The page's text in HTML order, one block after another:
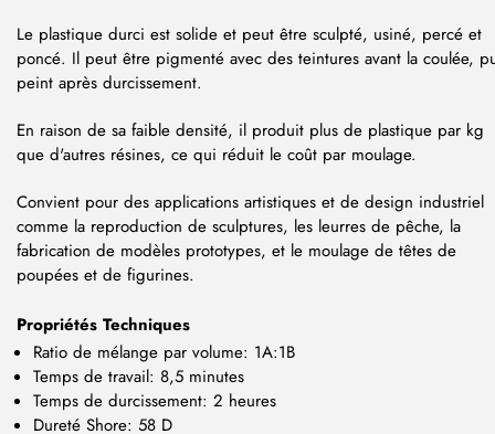
Le plastique durci est solide et peut être sculpté, usiné, percé et
poncé. Il peut être pigmenté avec des teintures avant la coulée,
peint après durcissement.
En raison de sa faible densité, il produit plus de plastique par kg
que d'autres résines, ce qui réduit le coût par moulage.
Convient pour des applications artistiques et de design industriel
comme la reproduction de sculptures, les leurres de pêche, la
fabrication de modèles prototypes, et le moulage de têtes de
poupées et de figurines.
Propriétés Techniques
Ratio de mélange par volume: 1A:1B
Temps de travail: 8,5 minutes
Temps de durcissement: 2 heures
Dureté Shore: 58 D